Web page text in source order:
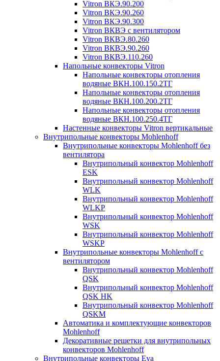
Vitron ВКЭ.90.200
Vitron ВКЭ.90.260
Vitron ВКЭ.90.300
Vitron ВКВЭ с вентилятором
Vitron ВКВЭ.80.260
Vitron ВКВЭ.90.260
Vitron ВКВЭ.110.260
Напольные конвекторы Vitron
Напольные конвекторы отопления
водяные ВКН.100.150.2ТГ
Напольные конвекторы отопления
водяные ВКН.100.200.2ТГ
Напольные конвекторы отопления
водяные ВКН.100.250.4ТГ
Настенные конвекторы Vitron вертикальные
Внутрипольные конвекторы Mohlenhoff
Внутрипольные конвекторы Mohlenhoff без
вентилятора
Внутрипольный конвектор Mohlenhoff
ESK
Внутрипольный конвектор Mohlenhoff
WLK
Внутрипольный конвектор Mohlenhoff
WLKP
Внутрипольный конвектор Mohlenhoff
WSK
Внутрипольный конвектор Mohlenhoff
WSKP
Внутрипольные конвекторы Mohlenhoff с
вентилятором
Внутрипольный конвектор Mohlenhoff
QSK
Внутрипольный конвектор Mohlenhoff
QSK HK
Внутрипольный конвектор Mohlenhoff
QSKM
Автоматика и комплектующие конвекторов
Mohlenhoff
Декоративные решетки для внутрипольных
конвекторов Mohlenhoff
Внутрипольные конвекторы Eva